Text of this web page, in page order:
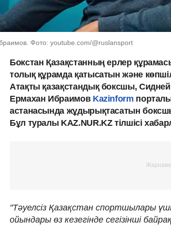
Фото: youtube.com/@ruslansport
Бокстан Қазақстанның ерлер
толық құрамда қатысатын және
Атақты қазақстандық боксшы,
Ермахан Ибраимов Kazinform
астанасында жұдырықтасатын
Бұл туралы KAZ.NUR.KZ тілшісі
"Тәуелсіз Қазақстан спортшылары
ойындары өз кезегінде сегізінші